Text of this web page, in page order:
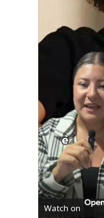
Watch on